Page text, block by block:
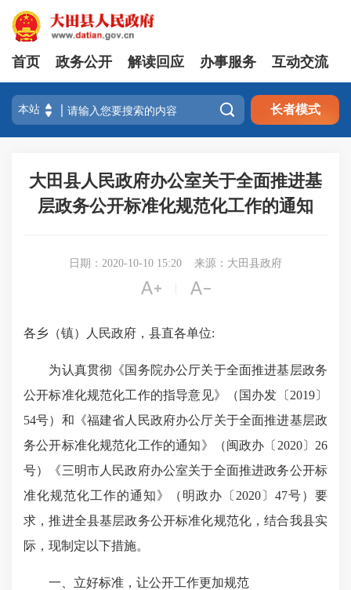
首页 政务公开 解读回应 办事服务 互动交流
 长者模式
大田县人民政府办公室关于全面推进基
层政务公开标准化规范化工作的通知
日期：2020-10-10 15:20 来源：大田县政府
 
各乡（镇）人民政府，县直各单位:
为认真贯彻《国务院办公厅关于全面推进基层政务
公开标准化规范化工作的指导意见》（国办发〔2019〕
54号）和《福建省人民政府办公厅关于全面推进基层政
务公开标准化规范化工作的通知》（闽政办〔2020〕26
号）《三明市人民政府办公室关于全面推进政务公开标
准化规范化工作的通知》（明政办〔2020〕47号）要
求，推进全县基层政务公开标准化规范化，结合我县实
际，现制定以下措施。
一、立好标准，让公开工作更加规范